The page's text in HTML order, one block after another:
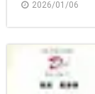
2026/01/06